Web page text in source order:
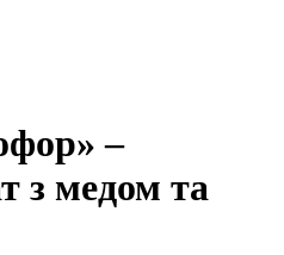
–
з медом та